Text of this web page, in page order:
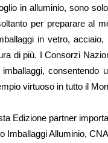
in alluminio, sono
per preparare al
in vetro,
di più. I Consorzi
consentendo
virtuoso in tutto il
Edizione partner
Imballaggi Alluminio,